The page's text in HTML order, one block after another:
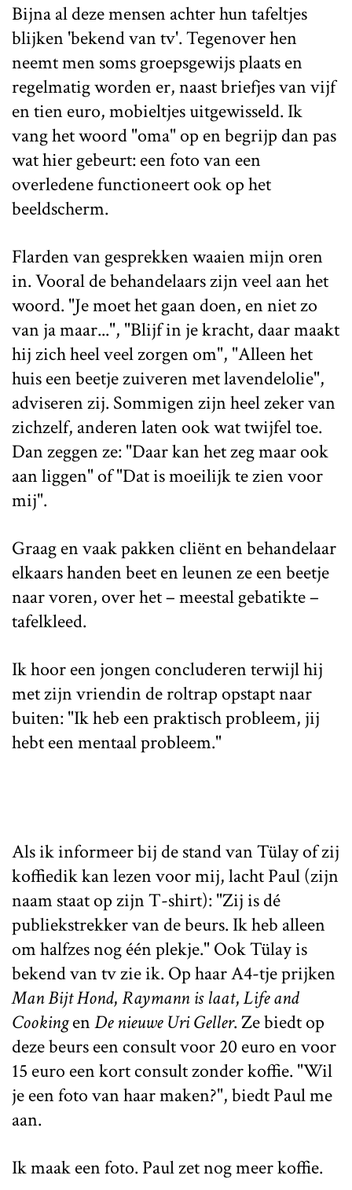
Bijna al deze mensen achter hun tafeltjes
blijken 'bekend van tv'. Tegenover hen
neemt men soms groepsgewijs plaats en
regelmatig worden er, naast briefjes van vijf
en tien euro, mobieltjes uitgewisseld. Ik
vang het woord "oma" op en begrijp dan pas
wat hier gebeurt: een foto van een
overledene functioneert ook op het
beeldscherm.
Flarden van gesprekken waaien mijn oren
in. Vooral de behandelaars zijn veel aan het
woord. "Je moet het gaan doen, en niet zo
van ja maar...", "Blijf in je kracht, daar maakt
hij zich heel veel zorgen om", "Alleen het
huis een beetje zuiveren met lavendelolie",
adviseren zij. Sommigen zijn heel zeker van
zichzelf, anderen laten ook wat twijfel toe.
Dan zeggen ze: "Daar kan het zeg maar ook
aan liggen" of "Dat is moeilijk te zien voor
mij".
Graag en vaak pakken cliënt en behandelaar
elkaars handen beet en leunen ze een beetje
naar voren, over het – meestal gebatikte –
tafelkleed.
Ik hoor een jongen concluderen terwijl hij
met zijn vriendin de roltrap opstapt naar
buiten: "Ik heb een praktisch probleem, jij
hebt een mentaal probleem."
Als ik informeer bij de stand van Tülay of zij
koffiedik kan lezen voor mij, lacht Paul (zijn
naam staat op zijn T-shirt): "Zij is dé
publiekstrekker van de beurs. Ik heb alleen
om halfzes nog één plekje." Ook Tülay is
bekend van tv zie ik. Op haar A4-tje prijken
Man Bijt Hond,Raymann is laat,Life and
CookingenDe nieuwe Uri Geller. Ze biedt op
deze beurs een consult voor 20 euro en voor
15 euro een kort consult zonder koffie. "Wil
je een foto van haar maken?", biedt Paul me
aan.
Ik maak een foto. Paul zet nog meer koffie.